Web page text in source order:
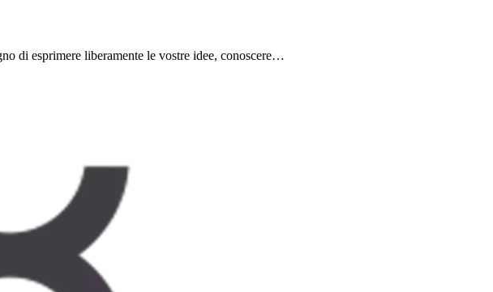
di esprimere liberamente le vostre idee, conoscere…